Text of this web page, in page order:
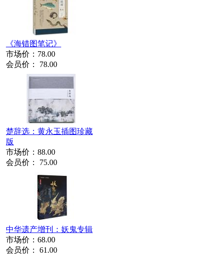
《海错图笔记》
市场价： 78.00
会员价： 78.00
楚辞选：黄永玉插图珍藏
版
市场价： 88.00
会员价： 75.00
中华遗产增刊：妖鬼专辑
市场价： 68.00
会员价： 61.00